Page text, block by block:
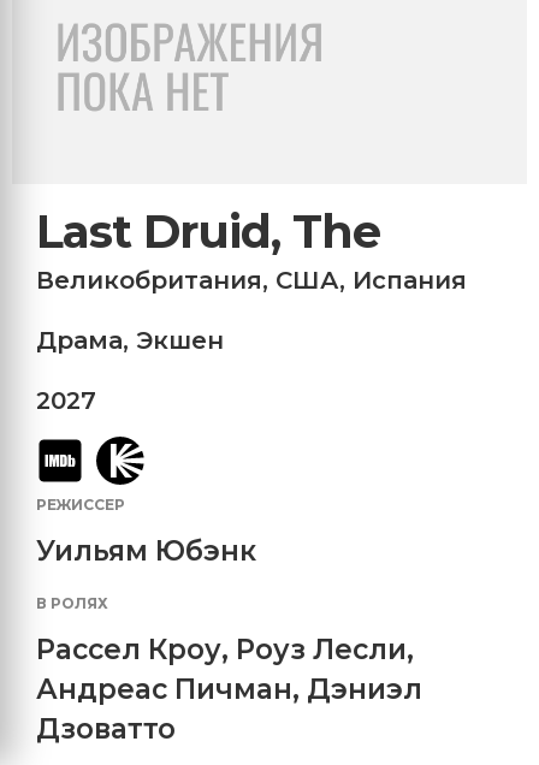
Last Druid, The
Великобритания, США, Испания
Драма, Экшен
2027
РЕЖИССЕР
Уильям Юбэнк
В РОЛЯХ
Рассел Кроу, Роуз Лесли,
Андреас Пичман, Дэниэл
Дзоватто